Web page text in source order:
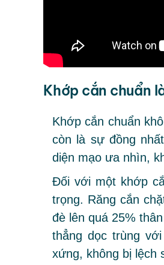
Khớp cắn chuẩn
Khớp cắn chuẩn
còn là sự đồng
diện mạo ưa nhìn,
Đối với một khớp
trọng. Răng cắn
đè lên quá 25%
thẳng dọc trùng
xứng, không bị lệch